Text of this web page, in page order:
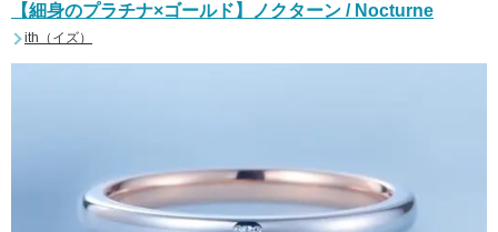
【細身のプラチナ×ゴールド】ノクターン / Nocturne
ith（イズ）